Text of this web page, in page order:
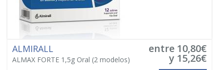
ALMIRALL
ALMAX FORTE 1,5g Oral (2 modelos)
entre 10,80€
y 15,26€